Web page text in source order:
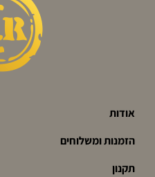
אודות
הזמנות ומשלוחים
תקנון